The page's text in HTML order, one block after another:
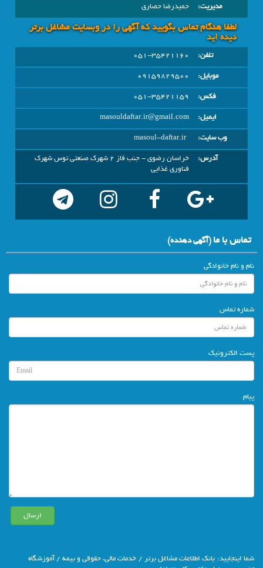
مدیریت: حمیدرضا حصاری
لطفا هنگام تماس بگویید که آگهی را در وبسايت مشاغل برتر
دیده اید
تلفن:
051-35421160
موبایل:
09159829500
فکس:
051-35421159
ایمیل:
masouldaftar.ir@gmail.com
وب سایت:
masoul-daftar.ir
آدرس:
خراسان رضوي - جنب فاز 2 شهرک صنعتی توس شهرک
فناوری غذایی
تماس با ما(آگهي دهنده)
نام و نام خانوادگی
شماره تماس
پست الکترونیک
پیام
شما اينجاييد: بانك اطلاعات مشاغل برتر / خدمات مالی، حقوقی و بیمه / آموزشگاه